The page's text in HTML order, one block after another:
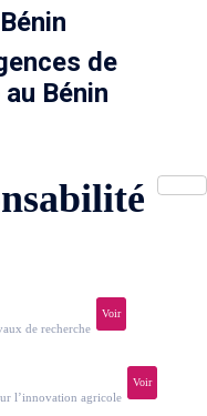
de
Bénin
de recherche
Voir
l’innovation agricole
Voir